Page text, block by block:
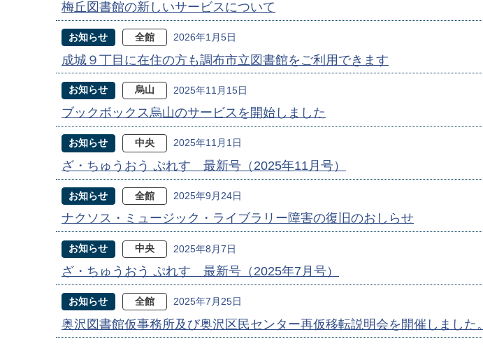
梅丘図書館の新しいサービスについて
お知らせ 全館 2026年1月5日
成城９丁目に在住の方も調布市立図書館をご利用できます
お知らせ 烏山 2025年11月15日
ブックボックス烏山のサービスを開始しました
お知らせ 中央 2025年11月1日
ざ・ちゅうおう ぷれす 最新号（2025年11月号）
お知らせ 全館 2025年9月24日
ナクソス・ミュージック・ライブラリー障害の復旧のおしらせ
お知らせ 中央 2025年8月7日
ざ・ちゅうおう ぷれす 最新号（2025年7月号）
お知らせ 全館 2025年7月25日
奥沢図書館仮事務所及び奥沢区民センター再仮移転説明会を開催しました。